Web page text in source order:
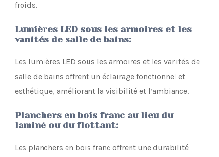
froids.
Lumières LED sous les armoires et les
vanités de salle de bains:
Les lumières LED sous les armoires et les vanités de
salle de bains offrent un éclairage fonctionnel et
esthétique, améliorant la visibilité et l’ambiance.
Planchers en bois franc au lieu du
laminé ou du flottant:
Les planchers en bois franc offrent une durabilité